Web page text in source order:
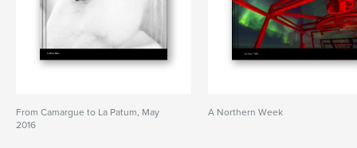
From Camargue to La Patum, May
2016
A Northern Week